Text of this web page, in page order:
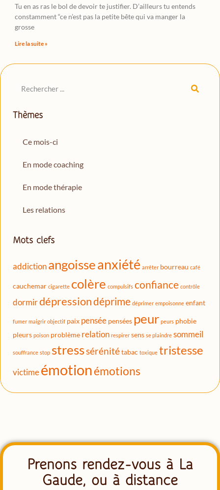
Tu en as ras le bol de devoir te justifier. D’ailleurs tu entends
constamment “ce n’est pas la petite bête qui va manger la
grosse
Lire la suite »
Thèmes
Ce mois-ci
En mode coaching
En mode thérapie
Les relations
Mots clefs
addictionangoisseanxiété arrêter bourreau café
cauchemar cigarette colère compulsifs confiance contrôle
dormirdépressiondéprime déprimer empoisonne enfant
fumer maigrir objectif paix pensée pensées peur peurs phobie
pleurs poison problème relation respirer sens se plaindre sommeil
souffrance stop stresssérénitétabac toxique tristesse
victimeémotionémotions
Prenons rendez-vous à La
Gaude, ou à distance